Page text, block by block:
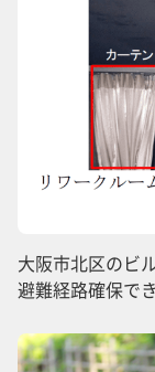
大阪市北区のビ
避難経路確保で